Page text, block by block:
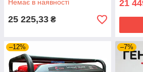
Немає в наявності
25 225,33 ₴
21
–12% –7%